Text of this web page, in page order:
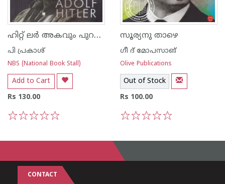
ഹിറ്റ് ലര്‍ അകവും പുറവും
പി പ്രകാശ്
NBS (National Book Stall)
Add to Cart
Rs 130.00
സൂര്യനു താഴെ
ഗീ ദ് മോപസാങ്
Olive Publications
Out of Stock
Rs 100.00
CONTACT